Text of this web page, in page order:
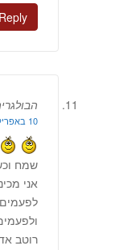
Reply
10 באפריל 2011 at 1:51
שמח
אני
רוטב